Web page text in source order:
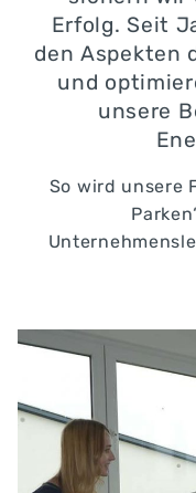
Erfolg. Seit
den Aspekten
und
unsere
So wird unsere